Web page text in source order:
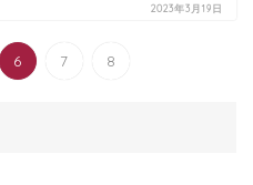
2023年3月19日
6 7 8